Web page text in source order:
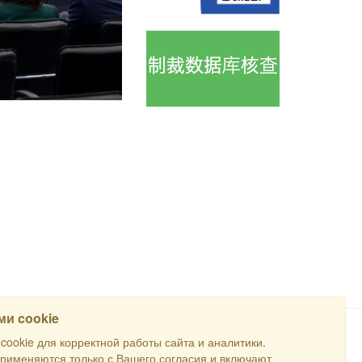
cookie
для корректной работы сайта и аналитики.
только с Вашего согласия и включают
搜寻